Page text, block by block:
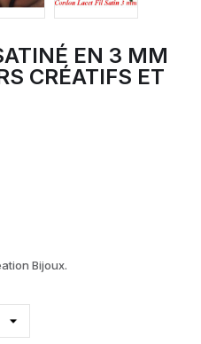
EN 3 MM
CRÉATIFS ET
Bijoux.